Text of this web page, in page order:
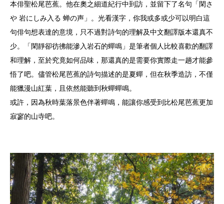
本俳聖松尾芭蕉。他在奧之細道紀行中到訪，並留下了名句「閑さ
や 岩にしみ入る 蝉の声」。光看漢字，你我或多或少可以明白這
句俳句想表達的意境，只不過對詩句的理解及中文翻譯版本還真不
少。「閑靜卻彷彿能滲入岩石的蟬鳴」是筆者個人比較喜歡的翻譯
和理解，至於究竟如何品味，那還真的是需要你實際走一趟才能參
悟了吧。儘管松尾芭蕉的詩句描述的是夏蟬，但在秋季造訪，不僅
能獵漫山紅葉，且依然能聽到秋蟬蟬鳴。
或許，因為秋時葉落景色伴著蟬鳴，能讓你感受到比松尾芭蕉更加
寂寥的山寺吧。